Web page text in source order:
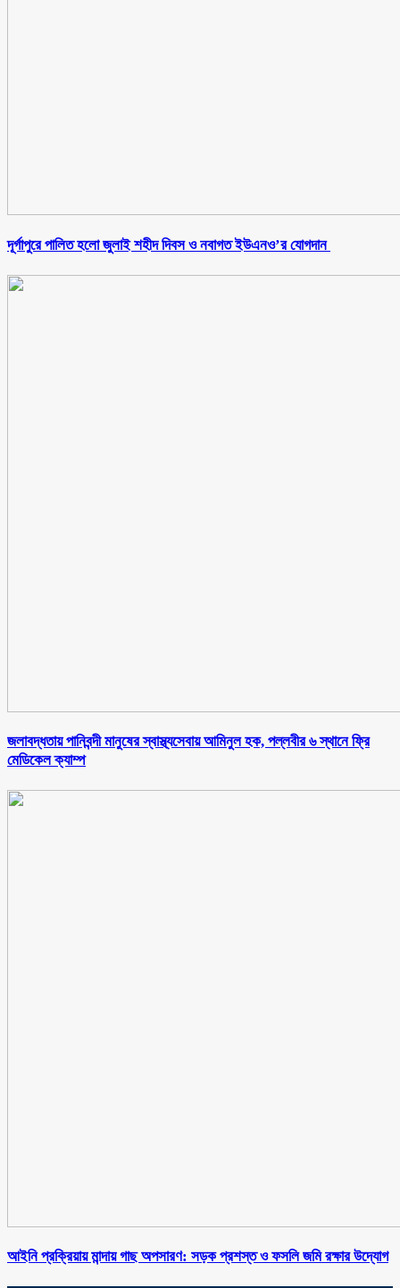
‎দূর্গাপুরে পালিত হলো জুলাই শহীদ দিবস ও নবাগত ইউএনও’র যোগদান ‎
জলাবদ্ধতায় পানিবন্দী মানুষের স্বাস্থ্যসেবায় আমিনুল হক, পল্লবীর ৬ স্থানে ফ্রি
মেডিকেল ক্যাম্প
আইনি প্রক্রিয়ায় মান্দায় গাছ অপসারণ: সড়ক প্রশস্ত ও ফসলি জমি রক্ষার উদ্যোগ